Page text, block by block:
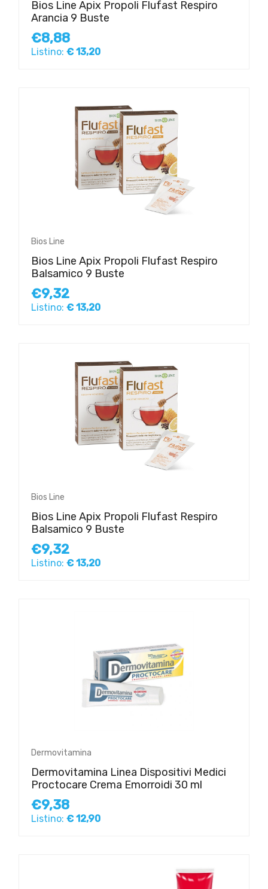
Bios Line Apix Propoli Flufast Respiro
Arancia 9 Buste
€8,88
Listino: € 13,20
Bios Line
Bios Line Apix Propoli Flufast Respiro
Balsamico 9 Buste
€9,32
Listino: € 13,20
Bios Line
Bios Line Apix Propoli Flufast Respiro
Balsamico 9 Buste
€9,32
Listino: € 13,20
Dermovitamina
Dermovitamina Linea Dispositivi Medici
Proctocare Crema Emorroidi 30 ml
€9,38
Listino: € 12,90